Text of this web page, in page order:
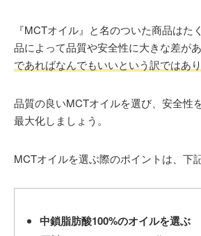
『MCTオイル』と名のついた商品はた
品によって品質や安全性に大きな差があ
であればなんでもいいという訳ではあり
品質の良いMCTオイルを選び、安全性
最大化しましょう。
MCTオイルを選ぶ際のポイントは、下
中鎖脂肪酸100%のオイルを選ぶ